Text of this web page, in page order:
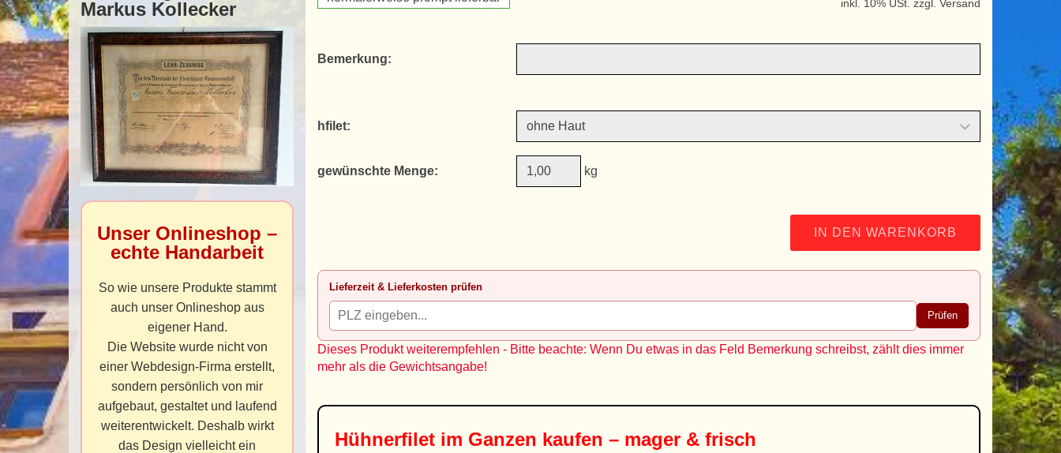
Markus Kollecker
Unser Onlineshop –
echte Handarbeit
So wie unsere Produkte stammt
auch unser Onlineshop aus
eigener Hand.
Die Website wurde nicht von
einer Webdesign-Firma erstellt,
sondern persönlich von mir
aufgebaut, gestaltet und laufend
weiterentwickelt. Deshalb wirkt
das Design vielleicht ein
inkl. 10% USt. zzgl. Versand
Bemerkung:
hfilet:
gewünschte Menge: kg
IN DEN WARENKORB
Lieferzeit & Lieferkosten prüfen
Prüfen
Dieses Produkt weiterempfehlen - Bitte beachte: Wenn Du etwas in das Feld Bemerkung schreibst, zählt dies immer
mehr als die Gewichtsangabe!
Hühnerfilet im Ganzen kaufen – mager & frisch